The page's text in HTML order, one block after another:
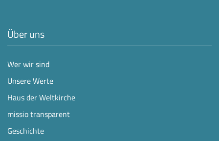
Über uns
Wer wir sind
Unsere Werte
Haus der Weltkirche
missio transparent
Geschichte